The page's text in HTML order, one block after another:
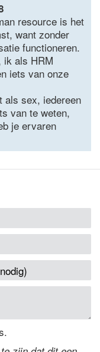
resource is het
want zonder
functioneren.
ik als HRM
iets van onze
als sex, iedereen
van te weten,
je ervaren